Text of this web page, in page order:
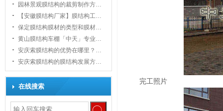
园林景观膜结构的裁剪制作方…
【安徽膜结构厂家】膜结构工…
保定膜结构膜材的类型和膜材…
黄山膜结构车棚「中天」专业…
安庆索膜结构的优势在哪里？…
安庆索膜结构的膜结构发展方…
在线搜索
完工照片